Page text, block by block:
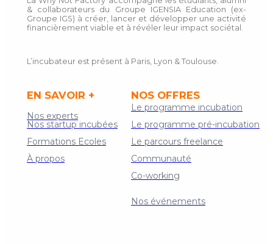
Le programme incubation
& collaborateurs du Groupe IGENSIA Education (ex-
Groupe IGS) à créer, lancer et développer une activité
financièrement viable et à révéler leur impact sociétal.
L’incubateur est présent à Paris, Lyon & Toulouse.
NOS OFFRES
EN SAVOIR +
Co-working
Nos événements
Formations Ecoles
Nos startup incubées
Nos experts
Le parcours freelance
Le programme pré-incubation
À propos Communauté